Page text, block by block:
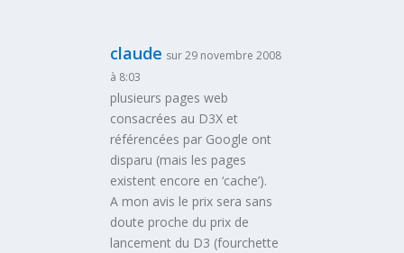
claude sur 29 novembre 2008
à 8:03
plusieurs pages web
consacrées au D3X et
référencées par Google ont
disparu (mais les pages
existent encore en ‘cache’).
A mon avis le prix sera sans
doute proche du prix de
lancement du D3 (fourchette